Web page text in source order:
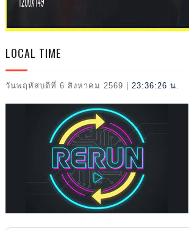
2026
LOCAL TIME
วันพฤหัสบดีที่ 6 สิงหาคม 2569 23:36:28 น.